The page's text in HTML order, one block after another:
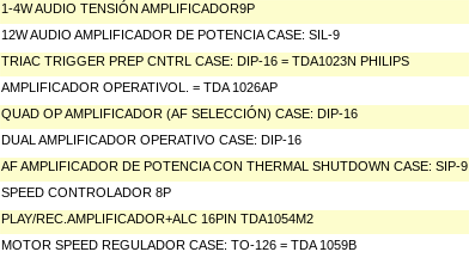
1-4W AUDIO TENSIÓN AMPLIFICADOR9P
12W AUDIO AMPLIFICADOR DE POTENCIA CASE: SIL-9
TRIAC TRIGGER PREP CNTRL CASE: DIP-16 = TDA1023N PHILIPS
AMPLIFICADOR OPERATIVOL. = TDA 1026AP
QUAD OP AMPLIFICADOR (AF SELECCIÓN) CASE: DIP-16
DUAL AMPLIFICADOR OPERATIVO CASE: DIP-16
AF AMPLIFICADOR DE POTENCIA CON THERMAL SHUTDOWN CASE: SIP-9
SPEED CONTROLADOR 8P
PLAY/REC.AMPLIFICADOR+ALC 16PIN TDA1054M2
MOTOR SPEED REGULADOR CASE: TO-126 = TDA 1059B